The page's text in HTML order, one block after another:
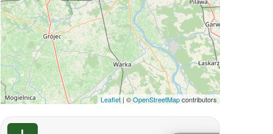
Leaflet | ©OpenStreetMapcontributors